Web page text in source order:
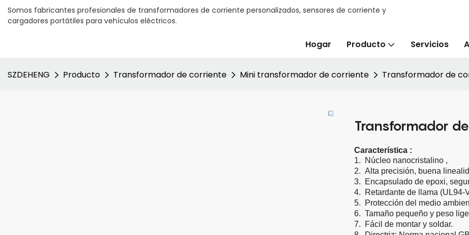
Somos fabricantes profesionales de transformadores de corriente personalizados, sensores de corriente y
cargadores portátiles para vehículos eléctricos.
Hogar Producto Servicios
SZDEHENG Producto Transformador de corriente Mini transformador de corriente Transformador de
Transformador
Característica :
1.
Núcleo nanocristalino ,
2. Alta precisión, buena
3.
Encapsulado de epoxi,
4.
Retardante de llama (UL94-
5.
Protección del medio
6. Tamaño pequeño y peso
7.
Fácil de montar y soldar.